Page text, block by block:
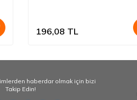
196,08 TL
haberdar olmak için bizi
Takip Edin!